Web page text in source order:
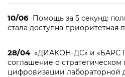
10/06 Помощь за 5 секунд:
стала доступна приоритетная
28/04 «ДИАКОН-ДС» и «БАРС
соглашение о стратегическом
цифровизации лабораторной